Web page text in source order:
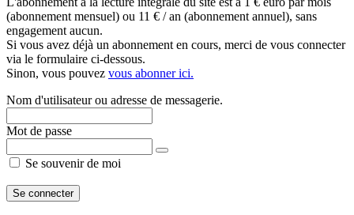
(abonnement mensuel) ou 11 € / an (abonnement annuel), sans
engagement aucun.
Si vous avez déjà un abonnement en cours, merci de vous connecter
via le formulaire ci-dessous.
Sinon, vous pouvez vous abonner ici.
Nom d'utilisateur ou adresse de messagerie.
Mot de passe
Se souvenir de moi